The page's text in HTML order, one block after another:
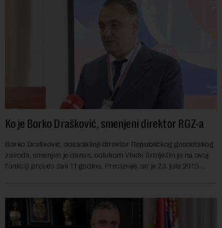
Ko je Borko Drašković, smenjeni direktor RGZ-a
Borko Drašković, dosadašnji direktor Republičkog geodetskog
zavoda, smenjen je danas, odlukom Vlade Srbije.On je na ovoj
funkciji proveo čak 11 godina. Preciznije, on je 23. jula 2015.